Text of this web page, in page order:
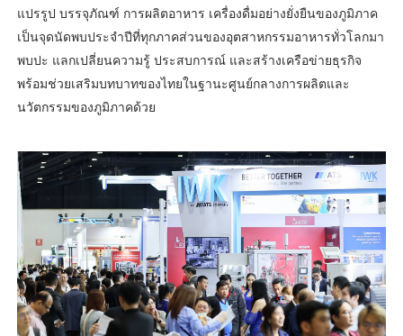
แปรรูป บรรจุภัณฑ์ การผลิตอาหาร เครื่องดื่มอย่างยั่งยืนของภูมิภาค
เป็นจุดนัดพบประจำปีที่ทุกภาคส่วนของอุตสาหกรรมอาหารทั่วโลกมา
พบปะ แลกเปลี่ยนความรู้ ประสบการณ์ และสร้างเครือข่ายธุรกิจ
พร้อมช่วยเสริมบทบาทของไทยในฐานะศูนย์กลางการผลิตและ
นวัตกรรมของภูมิภาคด้วย